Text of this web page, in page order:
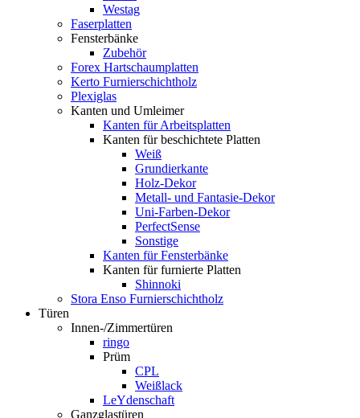
Westag
Faserplatten
Fensterbänke
Zubehör
Forex Hartschaumplatten
Kerto Furnierschichtholz
Plexiglas
Kanten und Umleimer
Kanten für Arbeitsplatten
Kanten für beschichtete Platten
Weiß
Grundierkante
Holz-Dekor
Metall- und Fantasie-Dekor
Uni-Farben-Dekor
PerfectSense
Sonstige
Kanten für Fensterbänke
Kanten für furnierte Platten
Shinnoki
Stora Enso Furnierschichtholz
Türen
Innen-/Zimmertüren
ringo
Prüm
CPL
Weißlack
LeYdenschaft
Ganzglastüren